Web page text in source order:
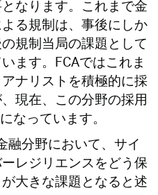
なります。これまで金
る規制は、事後にしか
規制当局の課題として
ます。FCAではこれま
ナリストを積極的に採
現在、この分野の採用
なっています。
融分野において、サイ
レジリエンスをどう保
大きな課題となると述